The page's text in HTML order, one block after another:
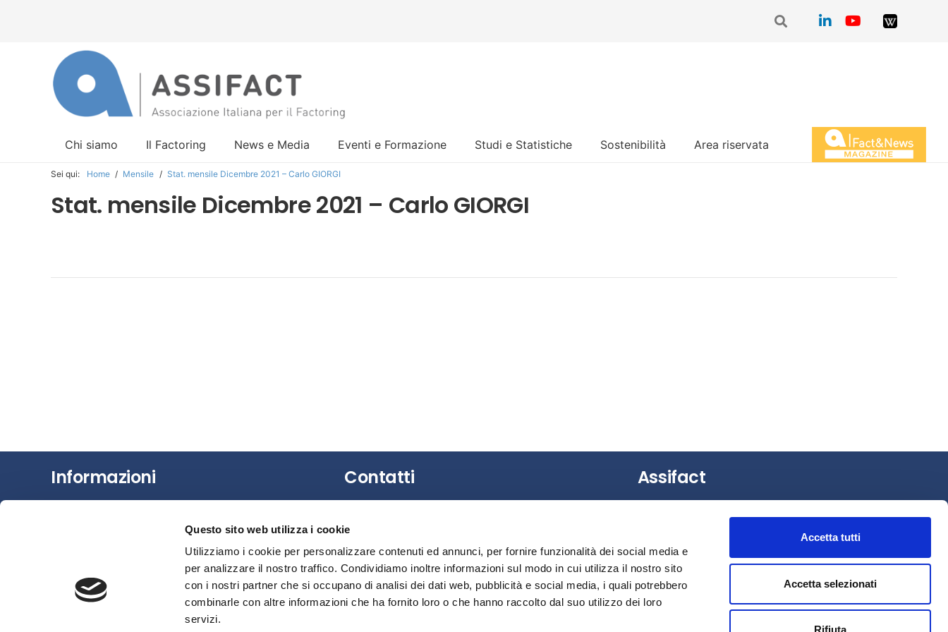
Questo sito web utilizza i cookie
Utilizziamo i cookie per personalizzare contenuti ed annunci, per fornire funzionalità dei social media e
per analizzare il nostro traffico. Condividiamo inoltre informazioni sul modo in cui utilizza il nostro sito
con i nostri partner che si occupano di analisi dei dati web, pubblicità e social media, i quali potrebbero
combinarle con altre informazioni che ha fornito loro o che hanno raccolto dal suo utilizzo dei loro
servizi.
Accetta tutti
Accetta selezionati
Rifiuta
Chi siamo Il Factoring News e Media Eventi e Formazione Studi e Statistiche Sostenibilità Area riservata Magazine Fact&News
Sei qui: Home / Mensile / Stat. mensile Dicembre 2021 – Carlo GIORGI
Stat. mensile Dicembre 2021 – Carlo GIORGI
Informazioni
Studi e Statistiche
Contatti
pubblico.
È possibile richiedere un appuntamento
contattando la Segreteria.
Privacy
Assifact
Largo Augusto, 3 –20122 Milano (MI)
Fax: +39 0276020159
Mail:assifact@assifact.it